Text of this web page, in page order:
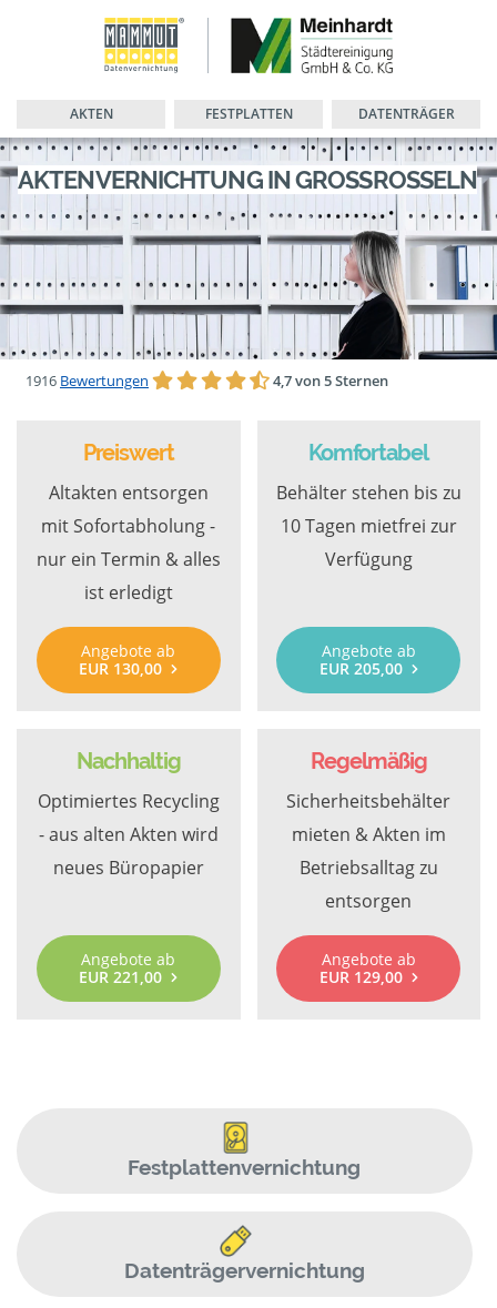
AKTEN FESTPLATTEN DATENTRÄGER
AKTENVERNICHTUNG IN GROSSROSSELN
1916 Bewertungen 4,7 von 5 Sternen
Preiswert
Altakten entsorgen
mit Sofortabholung -
nur ein Termin & alles
ist erledigt
Angebote ab
EUR 130,00
Komfortabel
Behälter stehen bis zu
10 Tagen mietfrei zur
Verfügung
Angebote ab
EUR 205,00
Nachhaltig
Optimiertes Recycling
- aus alten Akten wird
neues Büropapier
Angebote ab
EUR 221,00
Regelmäßig
Sicherheitsbehälter
mieten & Akten im
Betriebsalltag zu
entsorgen
Angebote ab
EUR 129,00
Festplattenvernichtung
Datenträgervernichtung